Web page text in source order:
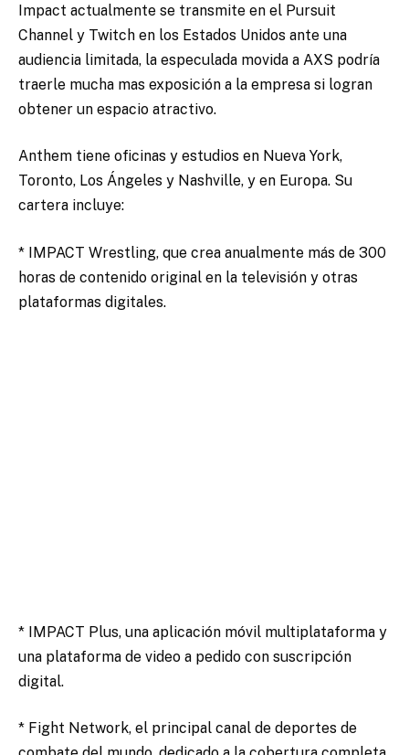
Impact actualmente se transmite en el Pursuit
Channel y Twitch en los Estados Unidos ante una
audiencia limitada, la especulada movida a AXS podría
traerle mucha mas exposición a la empresa si logran
obtener un espacio atractivo.
Anthem tiene oficinas y estudios en Nueva York,
Toronto, Los Ángeles y Nashville, y en Europa. Su
cartera incluye:
* IMPACT Wrestling, que crea anualmente más de 300
horas de contenido original en la televisión y otras
plataformas digitales.
* IMPACT Plus, una aplicación móvil multiplataforma y
una plataforma de video a pedido con suscripción
digital.
* Fight Network, el principal canal de deportes de